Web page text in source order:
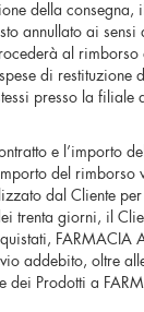
della consegna,
annullato ai sensi
al
di restituzione
presso la filiale
e l’importo
del rimborso
dal Cliente
trenta giorni, il
FARMACIA
addebito, oltre
dei Prodotti a